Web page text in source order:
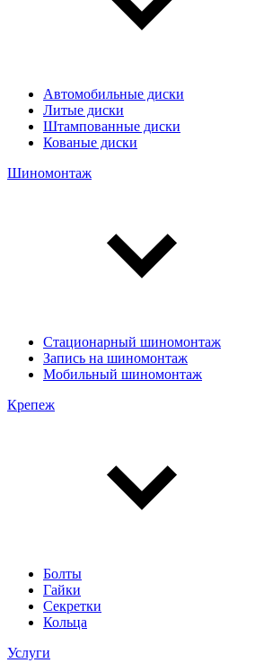
Автомобильные диски
Литые диски
Штампованные диски
Кованые диски
Шиномонтаж
Стационарный шиномонтаж
Запись на шиномонтаж
Мобильный шиномонтаж
Крепеж
Болты
Гайки
Секретки
Кольца
Услуги